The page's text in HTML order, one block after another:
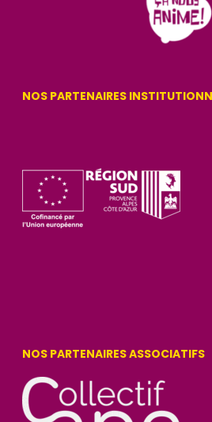
NOS PARTENAIRES
NOS PARTENAIRES ASSOCIATIFS